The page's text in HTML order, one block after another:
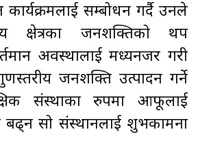
सम्बोधन गर्दै उनले
क्षेत्रका जनशक्तिको थप
अवस्थालाई मध्यनजर गरी
जनशक्ति उत्पादन गर्ने
संस्थाका रुपमा आफूलाई
बढ्न सो संस्थानलाई शुभकामना